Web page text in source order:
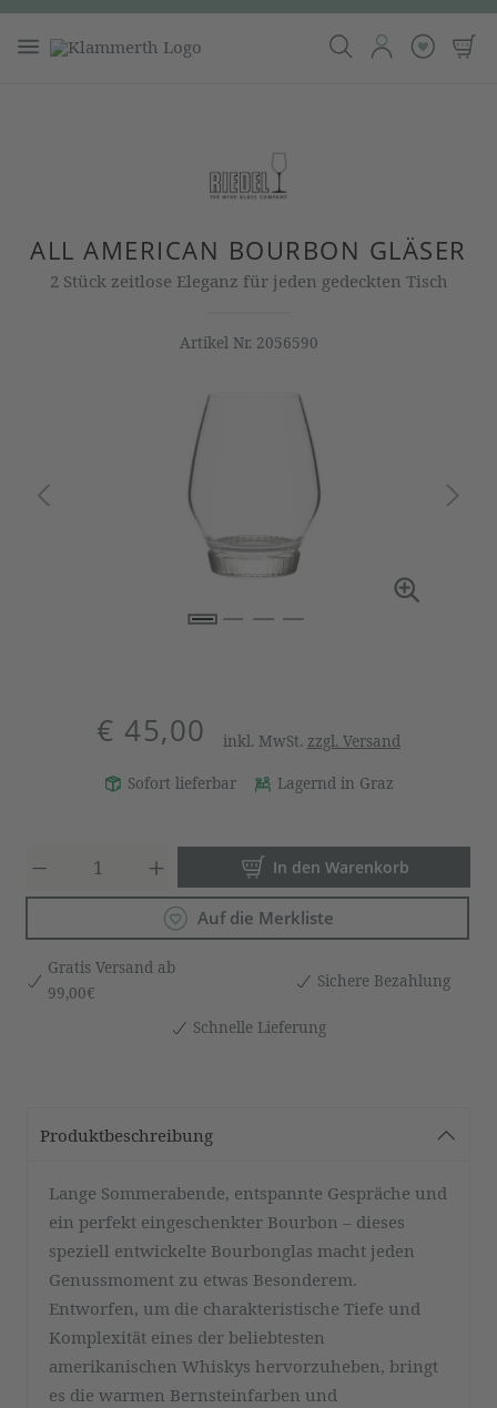
ALL AMERICAN BOURBON GLÄSER
2 Stück zeitlose Eleganz für jeden gedeckten Tisch
Artikel Nr. 2056590
€ 45,00 inkl. MwSt. zzgl. Versand
Sofort lieferbar Lagernd in Graz
Produkt Anzahl: Gib den
In den Warenkorb
Auf die Merkliste
Gratis Versand ab
99,00€
Sichere Bezahlung
Schnelle Lieferung
Produktbeschreibung
Lange Sommerabende, entspannte Gespräche und
ein perfekt eingeschenkter Bourbon – dieses
speziell entwickelte Bourbonglas macht jeden
Genussmoment zu etwas Besonderem.
Entworfen, um die charakteristische Tiefe und
Komplexität eines der beliebtesten
amerikanischen Whiskys hervorzuheben, bringt
es die warmen Bernsteinfarben und